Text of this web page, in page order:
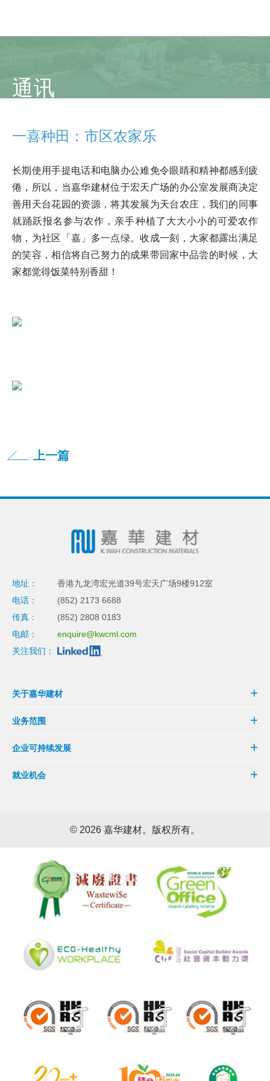
通讯
一喜种田：市区农家乐
长期使用手提电话和电脑办公难免令眼睛和精神都感到疲
倦，所以，当嘉华建材位于宏天广场的办公室发展商决定
善用天台花园的资源，将其发展为天台农庄，我们的同事
就踊跃报名参与农作，亲手种植了大大小小的可爱农作
物，为社区「嘉」多一点绿。收成一刻，大家都露出满足
的笑容，相信将自己努力的成果带回家中品尝的时候，大
家都觉得饭菜特别香甜！
上一篇
地址：
香港九龙湾宏光道39号宏天广场9楼912室
电话：
(852) 2173 6688
传真：
(852) 2808 0183
电邮：
enquire@kwcml.com
关注我们：
关于嘉华建材
业务范围
企业可持续发展
就业机会
© 2026 嘉华建材。版权所有。